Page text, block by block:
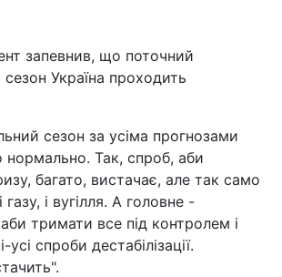
запевнив, що поточний
Україна проходить
сезон за усіма прогнозами
Так, спроб, аби
багато, вистачає, але так само
і вугілля. А головне -
тримати все під контролем і
спроби дестабілізації.